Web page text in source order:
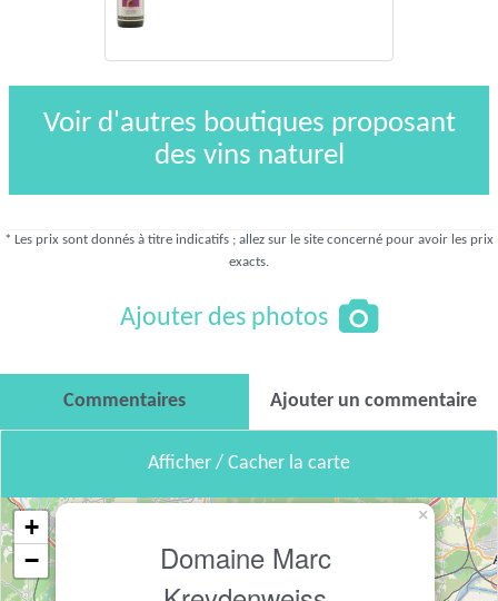
Voir d'autres boutiques proposant
des vins naturel
* Les prix sont donnés à titre indicatifs ; allez sur le site concerné pour avoir les prix
exacts.
Ajouter des photos
Commentaires Ajouter un commentaire
Afficher / Cacher la carte
Domaine Marc
×
+
−